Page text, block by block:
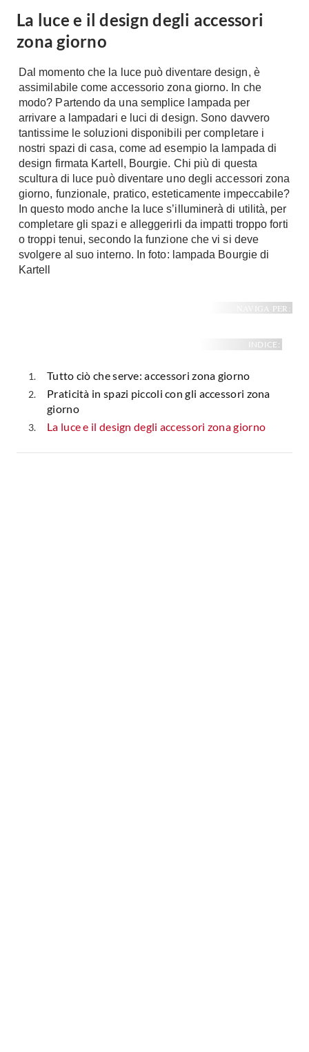
Materassi
Lattice
Memory Foam
Reti Letto
Cuscini
Consigli materassi
Bagno
Arredo Bagno
Sanitari
Cabine Doccia
Idromassaggio
Accessori Bagno
Tende da sole
Gazebo
Rivestimenti
Ceramica
Cotto
Resina
Parquet
Gres
Laminato
Moquette
Carta da parati
Il fai da te in bagno
Bricolage
La luce e il design degli accessori
zona giorno
Dal momento che la luce può diventare design, è
assimilabile come accessorio zona giorno. In che
modo? Partendo da una semplice lampada per
arrivare a lampadari e luci di design. Sono davvero
tantissime le soluzioni disponibili per completare i
nostri spazi di casa, come ad esempio la lampada di
design firmata Kartell, Bourgie. Chi più di questa
scultura di luce può diventare uno degli accessori zona
giorno, funzionale, pratico, esteticamente impeccabile?
In questo modo anche la luce s’illuminerà di utilità, per
completare gli spazi e alleggerirli da impatti troppo forti
o troppi tenui, secondo la funzione che vi si deve
svolgere al suo interno. In foto: lampada Bourgie di
Kartell
NAVIGA PER:
INDICE:
Tutto ciò che serve: accessori zona giorno
Praticità in spazi piccoli con gli accessori zona
giorno
La luce e il design degli accessori zona giorno